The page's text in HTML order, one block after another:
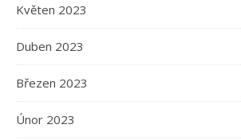
Květen 2023
Duben 2023
Březen 2023
Únor 2023